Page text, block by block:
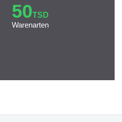
50TSD
Warenarten